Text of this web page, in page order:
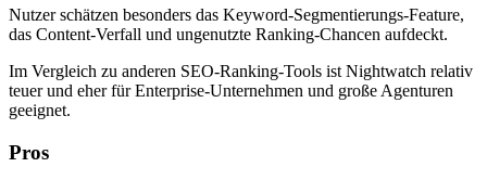
Nutzer schätzen besonders das Keyword-Segmentierungs-Feature,
das Content-Verfall und ungenutzte Ranking-Chancen aufdeckt.
Im Vergleich zu anderen SEO-Ranking-Tools ist Nightwatch relativ
teuer und eher für Enterprise-Unternehmen und große Agenturen
geeignet.
Pros